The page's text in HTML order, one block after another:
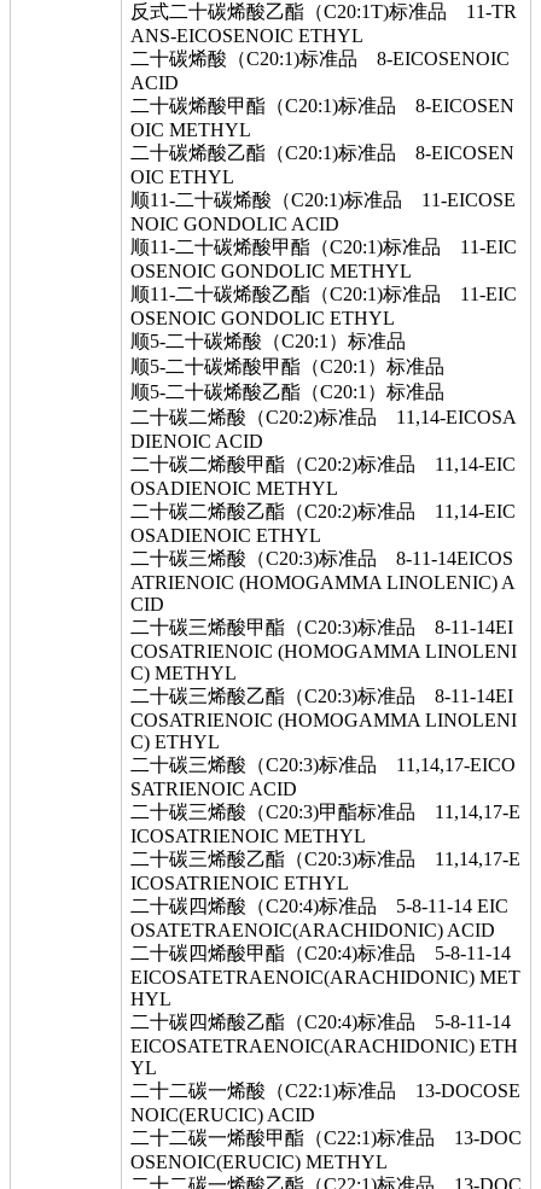
反式二十碳烯酸乙酯（C20:1T)标准品 11-TR
ANS-EICOSENOIC ETHYL
二十碳烯酸（C20:1)标准品 8-EICOSENOIC
ACID
二十碳烯酸甲酯（C20:1)标准品 8-EICOSEN
OIC METHYL
二十碳烯酸乙酯（C20:1)标准品 8-EICOSEN
OIC ETHYL
顺11-二十碳烯酸（C20:1)标准品 11-EICOSE
NOIC GONDOLIC ACID
顺11-二十碳烯酸甲酯（C20:1)标准品 11-EIC
OSENOIC GONDOLIC METHYL
顺11-二十碳烯酸乙酯（C20:1)标准品 11-EIC
OSENOIC GONDOLIC ETHYL
顺5-二十碳烯酸（C20:1）标准品
顺5-二十碳烯酸甲酯（C20:1）标准品
顺5-二十碳烯酸乙酯（C20:1）标准品
二十碳二烯酸（C20:2)标准品 11,14-EICOSA
DIENOIC ACID
二十碳二烯酸甲酯（C20:2)标准品 11,14-EIC
OSADIENOIC METHYL
二十碳二烯酸乙酯（C20:2)标准品 11,14-EIC
OSADIENOIC ETHYL
二十碳三烯酸（C20:3)标准品 8-11-14EICOS
ATRIENOIC (HOMOGAMMA LINOLENIC) A
CID
二十碳三烯酸甲酯（C20:3)标准品 8-11-14EI
COSATRIENOIC (HOMOGAMMA LINOLENI
C) METHYL
二十碳三烯酸乙酯（C20:3)标准品 8-11-14EI
COSATRIENOIC (HOMOGAMMA LINOLENI
C) ETHYL
二十碳三烯酸（C20:3)标准品 11,14,17-EICO
SATRIENOIC ACID
二十碳三烯酸（C20:3)甲酯标准品 11,14,17-E
ICOSATRIENOIC METHYL
二十碳三烯酸乙酯（C20:3)标准品 11,14,17-E
ICOSATRIENOIC ETHYL
二十碳四烯酸（C20:4)标准品 5-8-11-14 EIC
OSATETRAENOIC(ARACHIDONIC) ACID
二十碳四烯酸甲酯（C20:4)标准品 5-8-11-14
EICOSATETRAENOIC(ARACHIDONIC) MET
HYL
二十碳四烯酸乙酯（C20:4)标准品 5-8-11-14
EICOSATETRAENOIC(ARACHIDONIC) ETH
YL
二十二碳一烯酸（C22:1)标准品 13-DOCOSE
NOIC(ERUCIC) ACID
二十二碳一烯酸甲酯（C22:1)标准品 13-DOC
OSENOIC(ERUCIC) METHYL
二十二碳一烯酸乙酯（C22:1)标准品 13-DOC